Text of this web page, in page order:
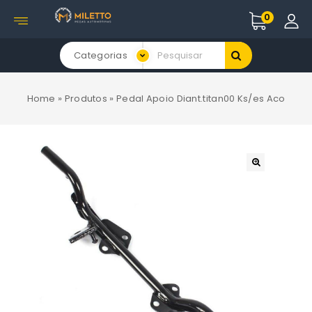
0
Categorias
Home » Produtos » Pedal Apoio Diant.titan00 Ks/es Aco